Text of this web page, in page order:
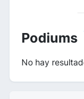
Podiums
No hay